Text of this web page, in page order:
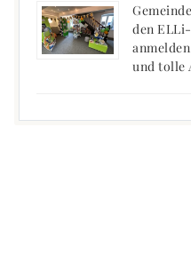
den
und tolle